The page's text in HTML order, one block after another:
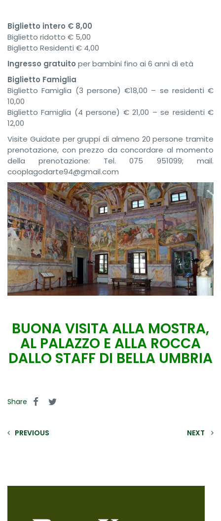
Biglietto intero € 8,00
Biglietto ridotto € 5,00
Biglietto Residenti € 4,00
Ingresso gratuito per bambini fino ai 6 anni di età
Biglietto Famiglia
Biglietto Famiglia (3 persone) €18,00 – se residenti €
10,00
Biglietto Famiglia (4 persone) € 21,00 – se residenti €
12,00
Visite Guidate per gruppi di almeno 20 persone tramite
prenotazione, con prezzo da concordare al momento
della prenotazione: Tel. 075 951099; mail.
cooplagodarte94@gmail.com
BUONA VISITA ALLA MOSTRA,
AL PALAZZO E ALLA ROCCA
DALLO STAFF DI BELLA UMBRIA
Share
PREVIOUS NEXT